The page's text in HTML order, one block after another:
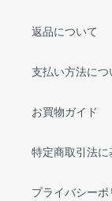
返品について
支払い方法につ
お買物ガイド
特定商取引法
プライバシーポ